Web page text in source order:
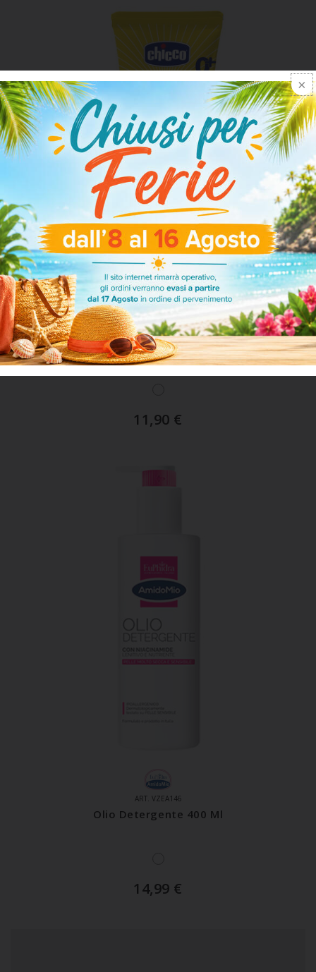
ART. 11259
Chicco Crema Solare Spf 50+ 75 Ml
11,90 €
ART. VZEA146
Olio Detergente 400 Ml
14,99 €